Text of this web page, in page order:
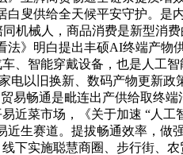
叟供给全天候平安守护。是
机械人，商品消费是新型消
》明白提出丰硕AI终端产
智能穿戴设备，也是人工
以旧换新、数码产物更新
畅通是毗连出产供给取终
菜市场，《关于加速 “人
生赛道。提拔畅通效率，做
实施聪慧商圈、步行街、